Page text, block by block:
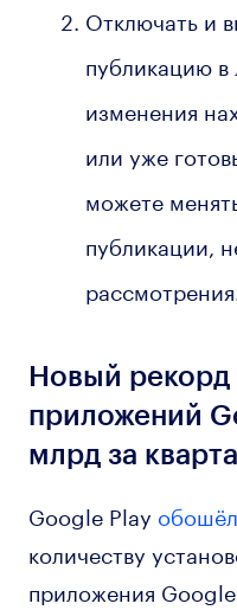
Отключать и
публикацию в
изменения
или уже
можете
публикации,
рассмотрения.
Новый рекорд
приложений
млрд за
Google Play обошёл
количеству
приложения